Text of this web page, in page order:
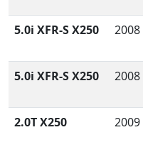
5.0i XFR-S X250 2008
5.0i XFR-S X250 2008
2.0T X250 2009